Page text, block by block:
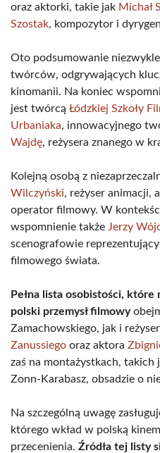
oraz aktorki, takie jak Michał
Szostak, kompozytor i
Oto podsumowanie
twórców, odgrywających
kinomanii. Na koniec
jest twórcą Łódzkiej Szkoły
Urbaniaka, innowacyjnego
Wajdę, reżysera znanego w
Kolejną osobą z
Wilczyński, reżyser animacji,
operator filmowy. W
wspomnienie także Jerzy
scenografowie
filmowego świata.
Pełna lista osobistości, które
polski przemysł filmowy
Zamachowskiego, jak i
Zanussiego oraz aktora
zaś na montażystkach, takich
Zonn-Karabasz, obsadzie o
Na szczególną uwagę
którego wkład w polską
przecenienia. Źródła tej listy